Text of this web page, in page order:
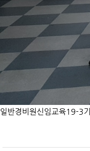
일반경비원신임교육19-3